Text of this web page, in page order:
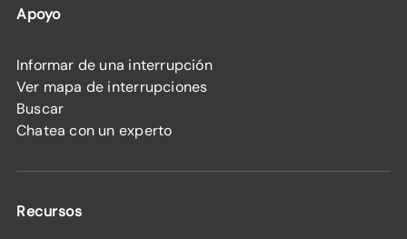
Apoyo
Informar de una interrupción
Ver mapa de interrupciones
Buscar
Chatea con un experto
Recursos